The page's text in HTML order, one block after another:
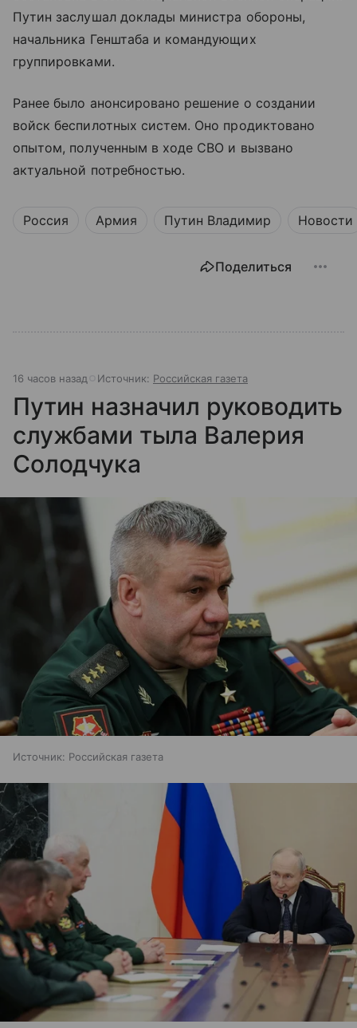
Путин заслушал доклады министра обороны,
начальника Генштаба и командующих
группировками.
Ранее было анонсировано решение о создании
войск беспилотных систем. Оно продиктовано
опытом, полученным в ходе СВО и вызвано
актуальной потребностью.
Россия Армия Путин Владимир Новости
Поделиться
16 часов назад Источник: Российская газета
Путин назначил руководить
службами тыла Валерия
Солодчука
Источник: Российская газета